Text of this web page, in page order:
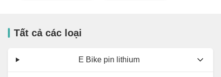
Tất cả các loại
E Bike pin lithium